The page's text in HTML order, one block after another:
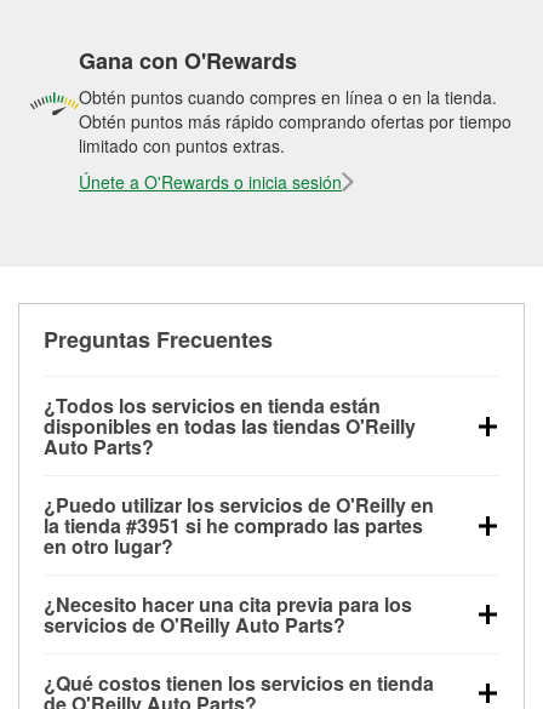
Gana con O'Rewards
Obtén puntos cuando compres en línea o en la tienda.
Obtén puntos más rápido comprando ofertas por tiempo
limitado con puntos extras.
Únete a O'Rewards o inicia sesión
Preguntas Frecuentes
¿Todos los servicios en tienda están
disponibles en todas las tiendas O'Reilly
Auto Parts?
las pruebas de batería, pruebas de alternador y
motor de arranque, revisión de la luz “Check Engine”
con O'Reilly VeriScan® e instalación de
limpiaparabrisas o bombillas, están disponibles en
todas las tiendas O'Reilly Auto Parts. La tienda
servicios especializados como:reciclaje de baterías
y aceite, programa de préstamo de herramientas y
¿Puedo utilizar los servicios de O'Reilly en
la tienda #3951 si he comprado las partes
en otro lugar?
de O'Reilly Auto Parts que estén disponibles en la
tienda #3951 de Wallace, NC aunque hayas
pruebas de batería y recarga, así como reciclaje de
¿Necesito hacer una cita previa para los
servicios de O'Reilly Auto Parts?
los servicios ofrecidos en la tienda O'Reilly Auto
¿Qué costos tienen los servicios en tienda